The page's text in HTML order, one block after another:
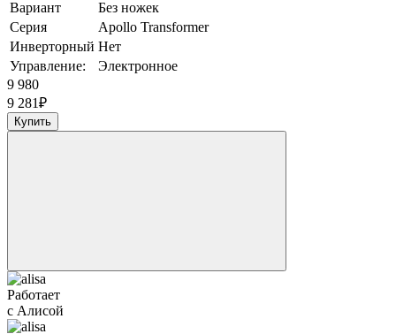
Вариант
Без ножек
Серия
Apollo Transformer
Инверторный Нет
Управление:
Электронное
9 980
9 281₽
Купить
Работает
с Алисой